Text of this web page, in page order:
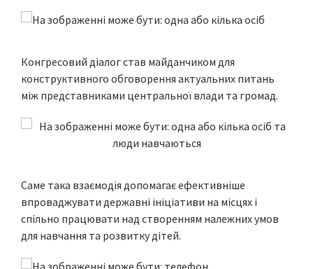
Конгресовий діалог став майданчиком для
конструктивного обговорення актуальних питань
між представниками центральної влади та громад.
Саме така взаємодія допомагає ефективніше
впроваджувати державні ініціативи на місцях і
спільно працювати над створенням належних умов
для навчання та розвитку дітей.